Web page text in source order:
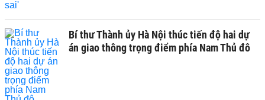
Bí thư Thành ủy Hà Nội thúc tiến độ hai dự
án giao thông trọng điểm phía Nam Thủ đô